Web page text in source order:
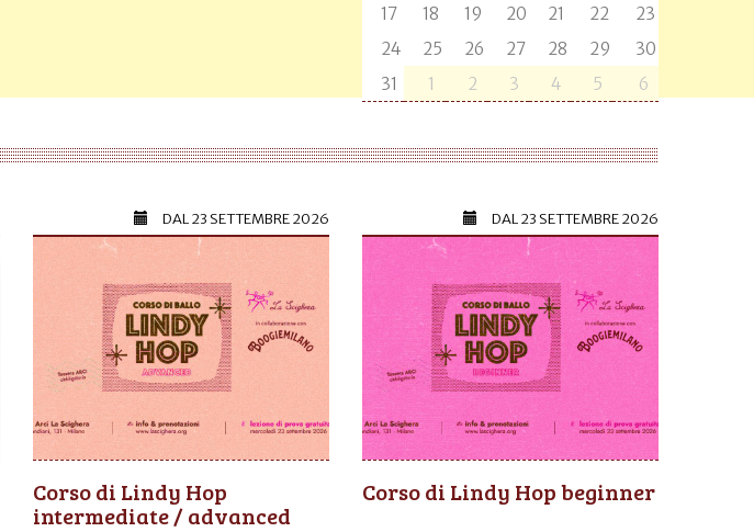
17
18 19 20 21 22
23
24
25 26 27 28 29
30
31
1 2 3 4 5 6
DAL23 SETTEMBRE 2026
Corso di Lindy Hop
intermediate / advanced
DAL23 SETTEMBRE 2026
Corso di Lindy Hop beginner